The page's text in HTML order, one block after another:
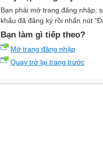
Bạn phải mở trang đăng nhập,
khẩu đã đăng ký rồi nhấn nút
Bạn làm gì tiếp theo?
Mở trang đăng nhập
Quay trở lại trang trước